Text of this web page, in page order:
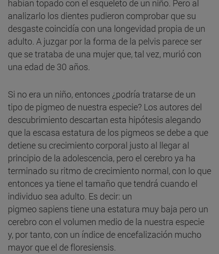
habían topado con el esqueleto de un niño. Pero al
analizarlo los dientes pudieron comprobar que su
desgaste coincidía con una longevidad propia de un
adulto. A juzgar por la forma de la pelvis parece ser
que se trataba de una mujer que, tal vez, murió con
una edad de 30 años.
Si no era un niño, entonces ¿podría tratarse de un
tipo de pigmeo de nuestra especie? Los autores del
descubrimiento descartan esta hipótesis alegando
que la escasa estatura de los pigmeos se debe a que
detiene su crecimiento corporal justo al llegar al
principio de la adolescencia, pero el cerebro ya ha
terminado su ritmo de crecimiento normal, con lo que
entonces ya tiene el tamaño que tendrá cuando el
individuo sea adulto. Es decir: un
pigmeo sapiens tiene una estatura muy baja pero un
cerebro con el volumen medio de la nuestra especie
y, por tanto, con un índice de encefalización mucho
mayor que el de floresiensis.